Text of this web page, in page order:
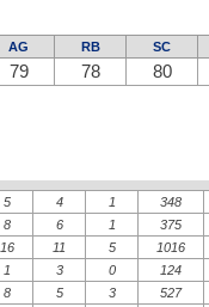
AG RB SC
79 78 80
5 4 1
348
8 6 1
375
16 11 5
1016
1 3 0
124
8 5 3
527